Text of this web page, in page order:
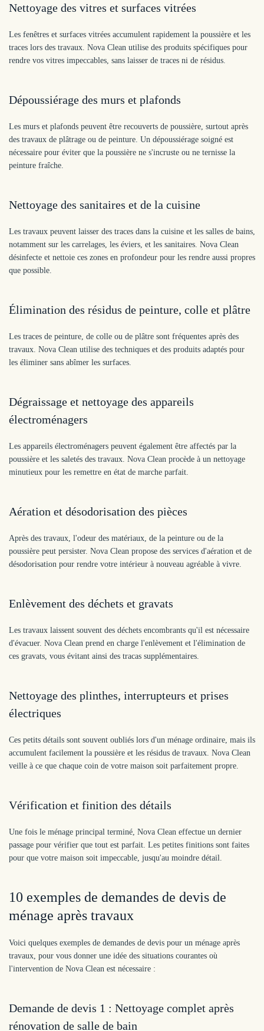
Nettoyage des vitres et surfaces vitrées
Les fenêtres et surfaces vitrées accumulent rapidement la poussière et les
traces lors des travaux. Nova Clean utilise des produits spécifiques pour
rendre vos vitres impeccables, sans laisser de traces ni de résidus.
Dépoussiérage des murs et plafonds
Les murs et plafonds peuvent être recouverts de poussière, surtout après
des travaux de plâtrage ou de peinture. Un dépoussiérage soigné est
nécessaire pour éviter que la poussière ne s'incruste ou ne ternisse la
peinture fraîche.
Nettoyage des sanitaires et de la cuisine
Les travaux peuvent laisser des traces dans la cuisine et les salles de bains,
notamment sur les carrelages, les éviers, et les sanitaires. Nova Clean
désinfecte et nettoie ces zones en profondeur pour les rendre aussi propres
que possible.
Élimination des résidus de peinture, colle et plâtre
Les traces de peinture, de colle ou de plâtre sont fréquentes après des
travaux. Nova Clean utilise des techniques et des produits adaptés pour
les éliminer sans abîmer les surfaces.
Dégraissage et nettoyage des appareils
électroménagers
Les appareils électroménagers peuvent également être affectés par la
poussière et les saletés des travaux. Nova Clean procède à un nettoyage
minutieux pour les remettre en état de marche parfait.
Aération et désodorisation des pièces
Après des travaux, l'odeur des matériaux, de la peinture ou de la
poussière peut persister. Nova Clean propose des services d'aération et de
désodorisation pour rendre votre intérieur à nouveau agréable à vivre.
Enlèvement des déchets et gravats
Les travaux laissent souvent des déchets encombrants qu'il est nécessaire
d'évacuer. Nova Clean prend en charge l'enlèvement et l'élimination de
ces gravats, vous évitant ainsi des tracas supplémentaires.
Nettoyage des plinthes, interrupteurs et prises
électriques
Ces petits détails sont souvent oubliés lors d'un ménage ordinaire, mais ils
accumulent facilement la poussière et les résidus de travaux. Nova Clean
veille à ce que chaque coin de votre maison soit parfaitement propre.
Vérification et finition des détails
Une fois le ménage principal terminé, Nova Clean effectue un dernier
passage pour vérifier que tout est parfait. Les petites finitions sont faites
pour que votre maison soit impeccable, jusqu'au moindre détail.
10 exemples de demandes de devis de
ménage après travaux
Voici quelques exemples de demandes de devis pour un ménage après
travaux, pour vous donner une idée des situations courantes où
l'intervention de Nova Clean est nécessaire :
Demande de devis 1 : Nettoyage complet après
rénovation de salle de bain